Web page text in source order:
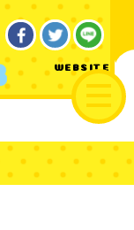
WEBSITE
企業・その他